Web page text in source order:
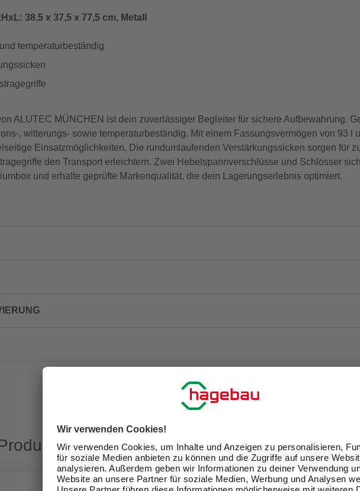
38,5 x 37,5 x 77,5 cm, Metall
temperaturbeständig
ALUTEC MÜNCHEN ist dein zuverlässiger Begleiter für sichere Aufbewahrung.
, witterungs- sowie temperaturbeständig. Mit einem Fassungsvermögen von 93 l
Einsatzmöglichkeiten. Die rundumlaufenden Verstärkungssicken sorgen für
den Transport erleichtern. Zwei Hebelspannverschlüsse und Schlösser
und erhalte geprüfte Markenqualität, die dein Lagerungserlebnis optimiert.